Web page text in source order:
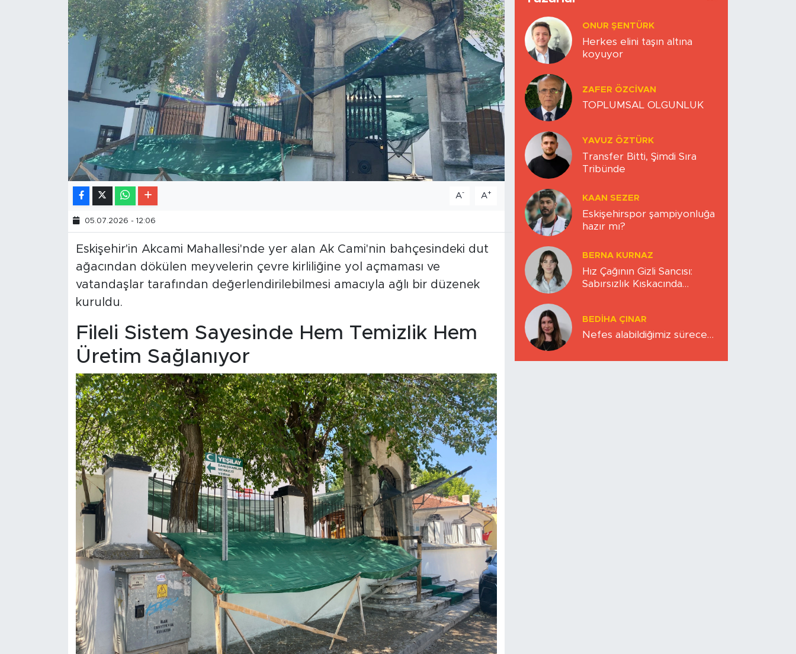
A- A+
05.07.2026 - 12:06
Eskişehir'in Akcami Mahallesi'nde yer alan Ak Cami'nin bahçesindeki dut
ağacından dökülen meyvelerin çevre kirliliğine yol açmaması ve
vatandaşlar tarafından değerlendirilebilmesi amacıyla ağlı bir düzenek
kuruldu.
Fileli Sistem Sayesinde Hem Temizlik Hem
Üretim Sağlanıyor
ONUR ŞENTÜRK
Herkes elini taşın altına
koyuyor
ZAFER ÖZCIVAN
TOPLUMSAL OLGUNLUK
YAVUZ ÖZTÜRK
Transfer Bitti, Şimdi Sıra
Tribünde
KAAN SEZER
Eskişehirspor şampiyonluğa
hazır mı?
BERNA KURNAZ
Hız Çağının Gizli Sancısı:
Sabırsızlık Kıskacında
BEDIHA ÇINAR
Nefes alabildiğimiz sürece…